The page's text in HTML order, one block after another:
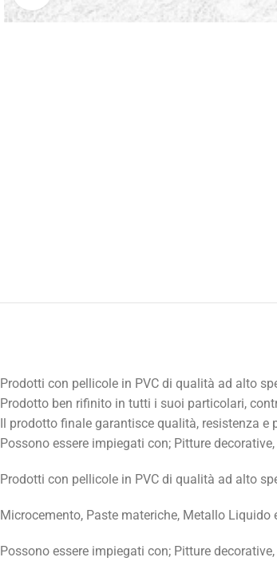
Prodotti con pellicole in PVC di qualità ad alto
Prodotto ben rifinito in tutti i suoi particolari,
Il prodotto finale garantisce qualità, resistenza e
Possono essere impiegati con; Pitture
Prodotti con pellicole in PVC di qualità ad alto
Microcemento, Paste materiche, Metallo
Possono essere impiegati con; Pitture decorative,